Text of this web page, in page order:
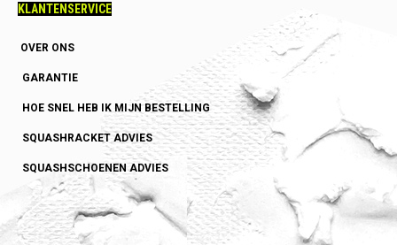
KLANTENSERVICE
OVER ONS
GARANTIE
HOE SNEL HEB IK MIJN BESTELLING
SQUASHRACKET ADVIES
SQUASHSCHOENEN ADVIES